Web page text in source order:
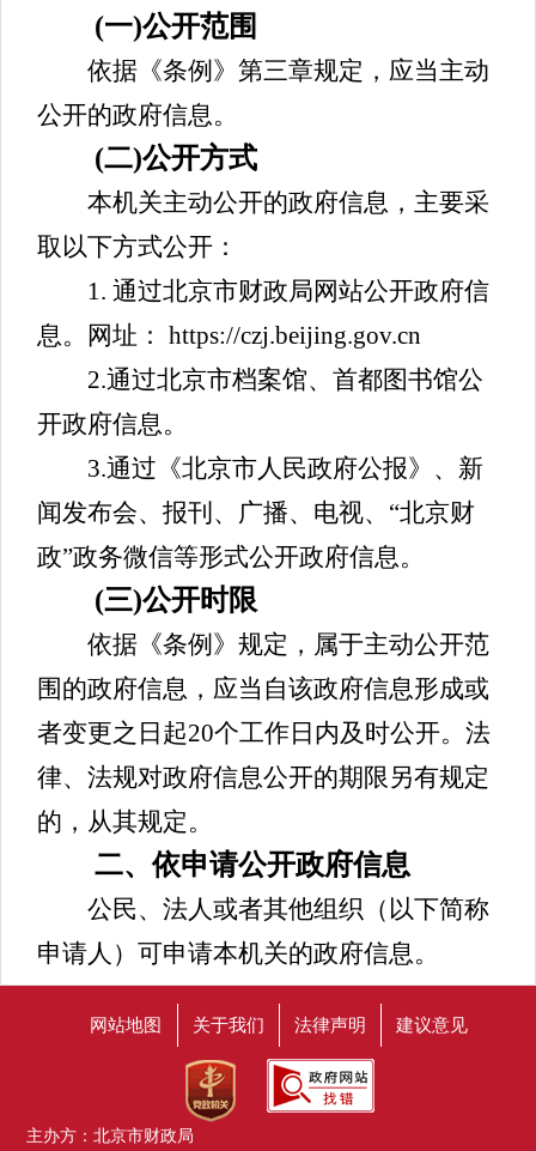
(一)公开范围
依据《条例》第三章规定，应当主动
公开的政府信息。
(二)公开方式
本机关主动公开的政府信息，主要采
取以下方式公开：
1. 通过北京市财政局网站公开政府信
息。网址： https://czj.beijing.gov.cn
2.通过北京市档案馆、首都图书馆公
开政府信息。
3.通过《北京市人民政府公报》、新
闻发布会、报刊、广播、电视、“北京财
政”政务微信等形式公开政府信息。
(三)公开时限
依据《条例》规定，属于主动公开范
围的政府信息，应当自该政府信息形成或
者变更之日起20个工作日内及时公开。法
律、法规对政府信息公开的期限另有规定
的，从其规定。
二、依申请公开政府信息
公民、法人或者其他组织（以下简称
申请人）可申请本机关的政府信息。
(一)申请接收渠道
1.当面申请。申请人可以到本机关信
息公开窗口当场提出申请。
2.信函、传真申请。申请人通过信函
网站地图 关于我们 法律声明 建议意见
主办方：北京市财政局